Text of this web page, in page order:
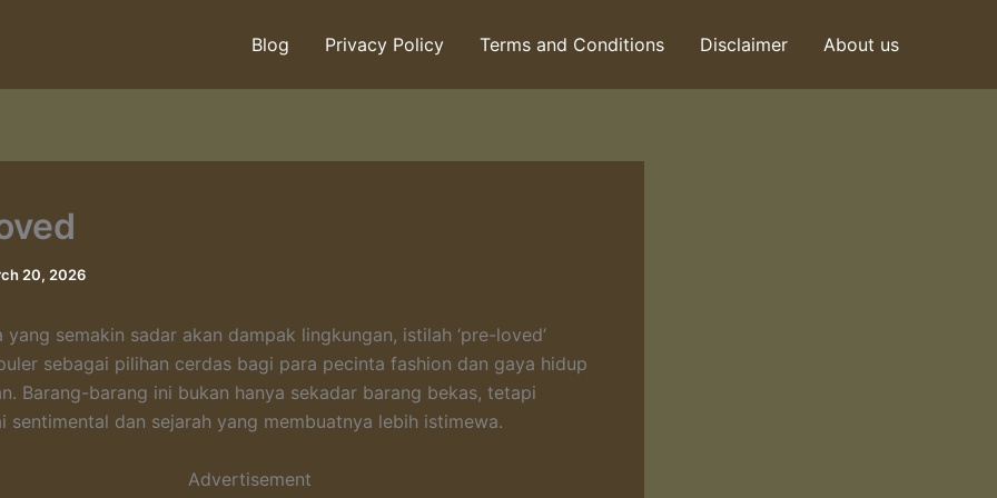
Blog Privacy Policy Terms and Conditions Disclaimer About us
20, 2026
yang semakin sadar akan dampak lingkungan, istilah ‘pre-loved’
sebagai pilihan cerdas bagi para pecinta fashion dan gaya hidup
Barang-barang ini bukan hanya sekadar barang bekas, tetapi
sentimental dan sejarah yang membuatnya lebih istimewa.
Advertisement